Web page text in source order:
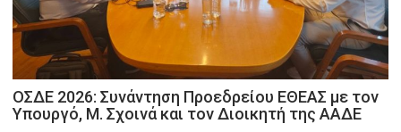
ΟΣΔΕ 2026: Συνάντηση Προεδρείου ΕΘΕΑΣ με τον
Υπουργό, Μ. Σχοινά και τον Διοικητή της ΑΑΔΕ